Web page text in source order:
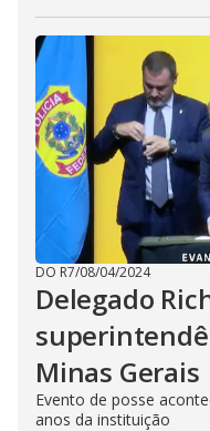
DO R7/08/04/2024
Delegado
Minas Gerais
Evento de posse
anos da instituição